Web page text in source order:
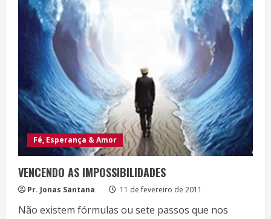
Fé, Esperança & Amor
VENCENDO AS IMPOSSIBILIDADES
Pr. Jonas Santana 11 de fevereiro de 2011
Não existem fórmulas ou sete passos que nos